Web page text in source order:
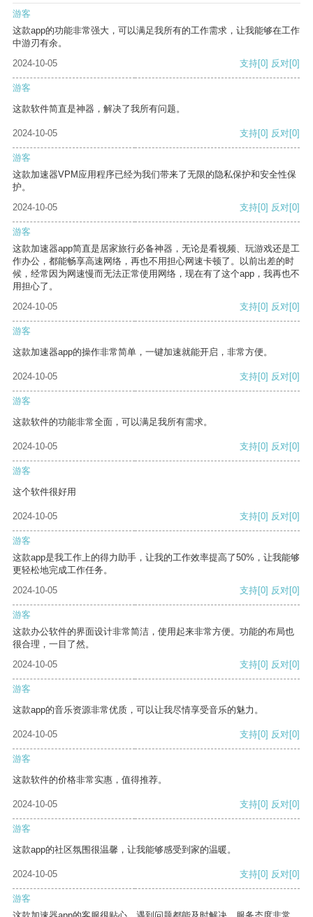
游客
这款app的功能非常强大，可以满足我所有的工作需求，让我能够在工作
中游刃有余。
2024-10-05
支持[0] 反对[0]
游客
这款软件简直是神器，解决了我所有问题。
2024-10-05 支持[0] 反对[0]
游客
这款加速器VPM应用程序已经为我们带来了无限的隐私保护和安全性保
护。
2024-10-05
支持[0] 反对[0]
游客
这款加速器app简直是居家旅行必备神器，无论是看视频、玩游戏还是工
作办公，都能畅享高速网络，再也不用担心网速卡顿了。以前出差的时
候，经常因为网速慢而无法正常使用网络，现在有了这个app，我再也不
用担心了。
2024-10-05
支持[0] 反对[0]
游客
这款加速器app的操作非常简单，一键加速就能开启，非常方便。
2024-10-05 支持[0] 反对[0]
游客
这款软件的功能非常全面，可以满足我所有需求。
2024-10-05 支持[0] 反对[0]
游客
这个软件很好用
2024-10-05 支持[0] 反对[0]
游客
这款app是我工作上的得力助手，让我的工作效率提高了50%，让我能够
更轻松地完成工作任务。
2024-10-05
支持[0] 反对[0]
游客
这款办公软件的界面设计非常简洁，使用起来非常方便。功能的布局也
很合理，一目了然。
2024-10-05
支持[0] 反对[0]
游客
这款app的音乐资源非常优质，可以让我尽情享受音乐的魅力。
2024-10-05 支持[0] 反对[0]
游客
这款软件的价格非常实惠，值得推荐。
2024-10-05 支持[0] 反对[0]
游客
这款app的社区氛围很温馨，让我能够感受到家的温暖。
2024-10-05 支持[0] 反对[0]
游客